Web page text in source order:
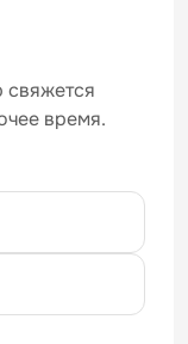
свяжется
время.